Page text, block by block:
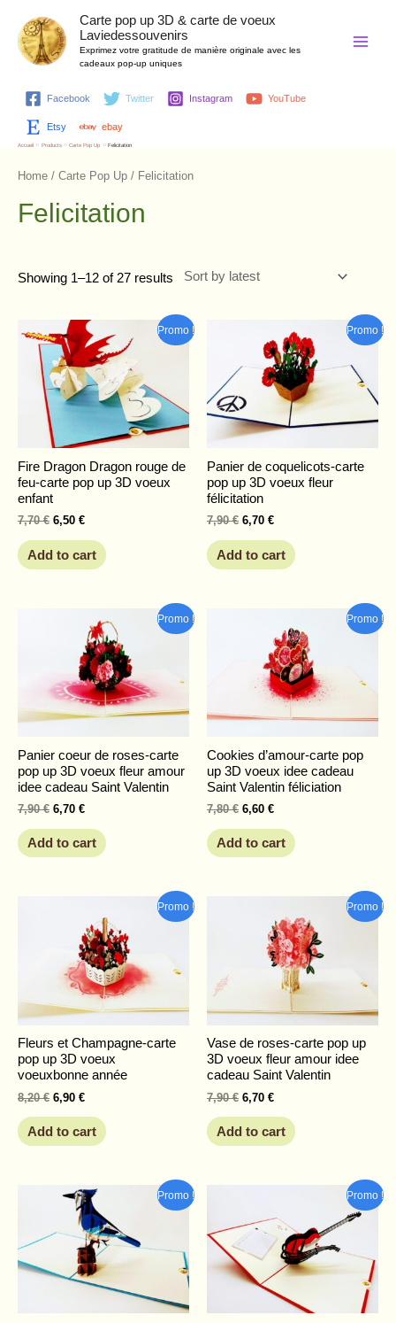
contenu
Carte pop up 3D & carte de voeux
Laviedessouvenirs
Exprimez votre gratitude de manière originale avec les
cadeaux pop-up uniques
Menu
Facebook Twitter Instagram YouTube
Etsy ebay
Accueil Products Carte Pop Up Felicitation
Home / Carte Pop Up / Felicitation
Felicitation
Showing 1–12 of 27 results
Promo !
Fire Dragon Dragon rouge de
feu-carte pop up 3D voeux
enfant
7,70€
Original
price
was:
7,70 €.
6,50 €
Current
price
is:
6,50 €.
Add to cart
Promo !
Panier de coquelicots-carte
pop up 3D voeux fleur
félicitation
7,90€
price
was:
7,90 €.
6,70 €
price
is:
6,70 €.
Add to cart
Promo !
Panier coeur de roses-carte
pop up 3D voeux fleur amour
idee cadeau Saint Valentin
7,90€
7,90 €.
6,70 €
price
is:
6,70 €.
Add to cart
Promo !
Cookies d’amour-carte pop
up 3D voeux idee cadeau
Saint Valentin féliciation
7,80€
7,80 €.
6,60 €
price
is:
6,60 €.
Add to cart
Promo !
Fleurs et Champagne-carte
pop up 3D voeux
voeuxbonne année
8,20€
8,20 €.
6,90 €
price
is:
6,90 €.
Add to cart
Promo !
Vase de roses-carte pop up
3D voeux fleur amour idee
cadeau Saint Valentin
7,90€
7,90 €.
6,70 €
price
is:
6,70 €.
Add to cart
Promo !
Original
price
8,20 €.
Current
price
is:
6,90 €.
Promo !
was:
7,80 €.
is:
6,60 €.